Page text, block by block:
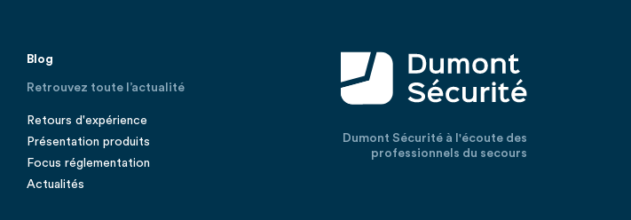
Blog
Retrouvez toute l’actualité
Retours d'expérience
Présentation produits
Focus réglementation
Actualités
Dumont Sécurité à l'écoute des
professionnels du secours